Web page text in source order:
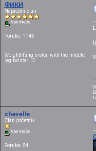
ФИКИ
Napredni član
Van mreže
Poruke: 1146
Weightlifting sister, with the middle
leg twister! :D
chevelle
Član početnik
Van mreže
Poruke: 84